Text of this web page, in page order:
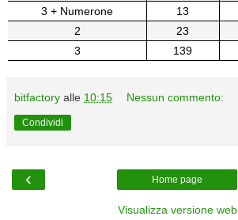
3 + Numerone
13
2
23
3
139
bitfactory alle 10:15 Nessun commento:
Condividi
‹ Home page
Visualizza versione web